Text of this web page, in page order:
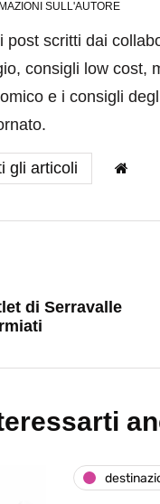
SULL'AUTORE
post scritti dai
consigli low cost,
e i consigli
gli articoli
di Serravalle